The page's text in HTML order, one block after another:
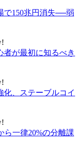
で150兆円消失──弱
者が最初に知るべき
化、ステーブルコイ
ら一律20%の分離課